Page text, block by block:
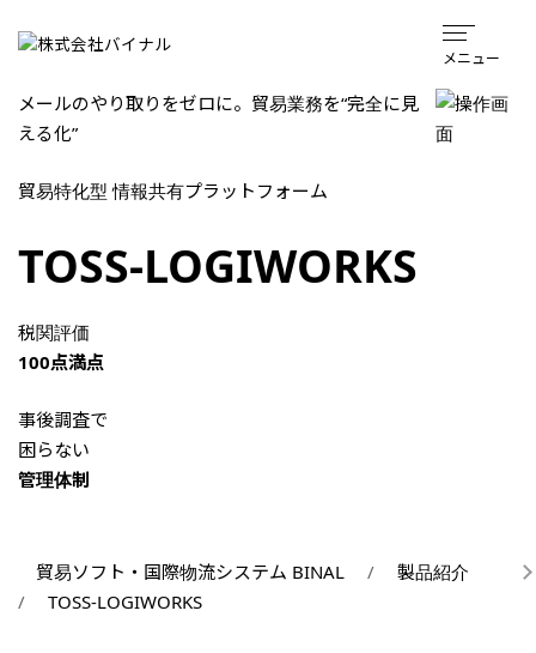
メニュー
メールのやり取りをゼロに。貿易業務を“完全に見
える化”
貿易特化型 情報共有プラットフォーム
TOSS-LOGIWORKS
税関評価
100点満点
事後調査で
困らない
管理体制
貿易ソフト・国際物流システム BINAL
製品紹介
TOSS-LOGIWORKS